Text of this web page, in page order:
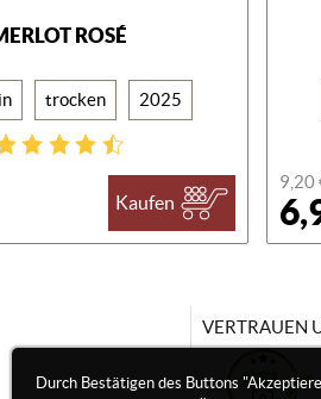
ROSÉ
trocken 2025
Kaufen
9,20
Durch Bestätigen des Buttons
VERTRAUEN